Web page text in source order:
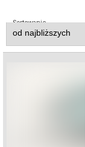
Sortowanie